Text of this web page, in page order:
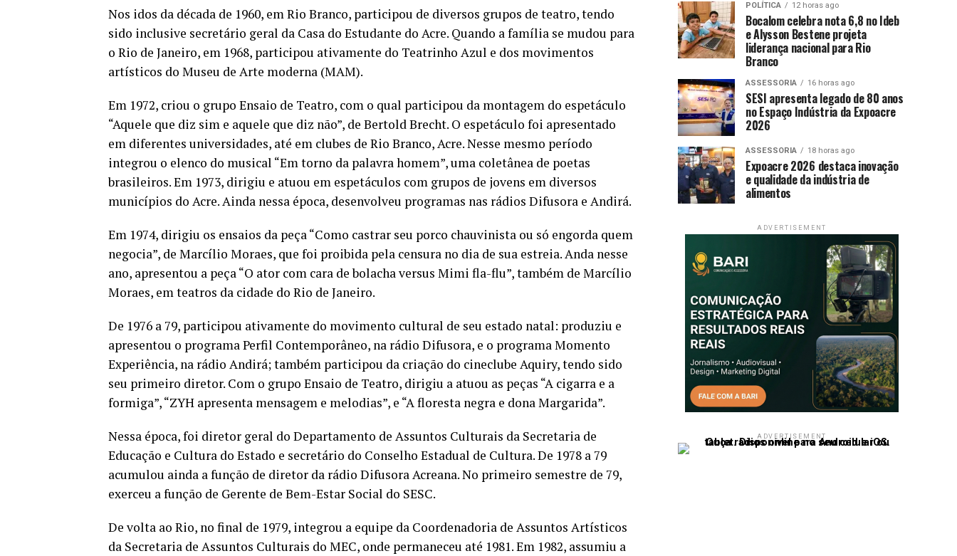
Nos idos da década de 1960, em Rio Branco, participou de diversos grupos de teatro, tendo
sido inclusive secretário geral da Casa do Estudante do Acre. Quando a família se mudou para
o Rio de Janeiro, em 1968, participou ativamente do Teatrinho Azul e dos movimentos
artísticos do Museu de Arte moderna (MAM).
Em 1972, criou o grupo Ensaio de Teatro, com o qual participou da montagem do espetáculo
“Aquele que diz sim e aquele que diz não”, de Bertold Brecht. O espetáculo foi apresentado
em diferentes universidades, até em clubes de Rio Branco, Acre. Nesse mesmo período
integrou o elenco do musical “Em torno da palavra homem”, uma coletânea de poetas
brasileiros. Em 1973, dirigiu e atuou em espetáculos com grupos de jovens em diversos
municípios do Acre. Ainda nessa época, desenvolveu programas nas rádios Difusora e Andirá.
Em 1974, dirigiu os ensaios da peça “Como castrar seu porco chauvinista ou só engorda quem
negocia”, de Marcílio Moraes, que foi proibida pela censura no dia de sua estreia. Anda nesse
ano, apresentou a peça “O ator com cara de bolacha versus Mimi fla-flu”, também de Marcílio
Moraes, em teatros da cidade do Rio de Janeiro.
De 1976 a 79, participou ativamente do movimento cultural de seu estado natal: produziu e
apresentou o programa Perfil Contemporâneo, na rádio Difusora, e o programa Momento
Experiência, na rádio Andirá; também participou da criação do cineclube Aquiry, tendo sido
seu primeiro diretor. Com o grupo Ensaio de Teatro, dirigiu a atuou as peças “A cigarra e a
formiga”, “ZYH apresenta mensagem e melodias”, e “A floresta negra e dona Margarida”.
Nessa época, foi diretor geral do Departamento de Assuntos Culturais da Secretaria de
Educação e Cultura do Estado e secretário do Conselho Estadual de Cultura. De 1978 a 79
acumulou ainda a função de diretor da rádio Difusora Acreana. No primeiro semestre de 79,
exerceu a função de Gerente de Bem-Estar Social do SESC.
De volta ao Rio, no final de 1979, integrou a equipe da Coordenadoria de Assuntos Artísticos
da Secretaria de Assuntos Culturais do MEC, onde permaneceu até 1981. Em 1982, assumiu a
POLÍTICA 12 horas ago
Bocalom celebra nota 6,8 no Ideb
e Alysson Bestene projeta
liderança nacional para Rio
Branco
ASSESSORIA 16 horas ago
SESI apresenta legado de 80 anos
no Espaço Indústria da Expoacre
2026
ASSESSORIA 18 horas ago
Expoacre 2026 destaca inovação
e qualidade da indústria de
alimentos
ADVERTISEMENT
ADVERTISEMENT